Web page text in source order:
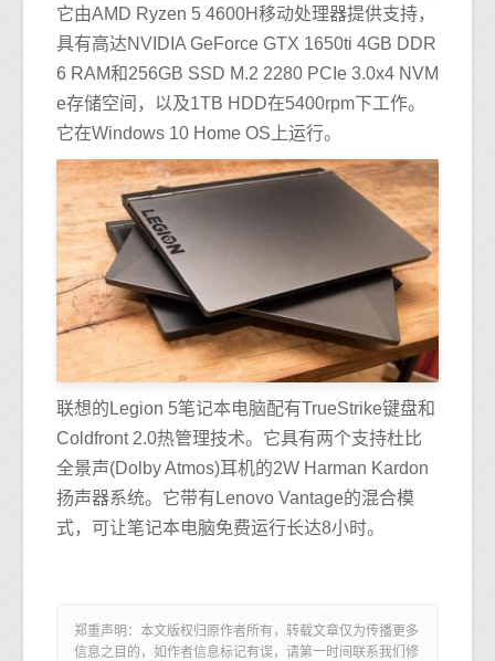
它由AMD Ryzen 5 4600H移动处理器提供支持，
具有高达NVIDIA GeForce GTX 1650ti 4GB DDR
6 RAM和256GB SSD M.2 2280 PCIe 3.0x4 NVM
e存储空间，以及1TB HDD在5400rpm下工作。
它在Windows 10 Home OS上运行。
联想的Legion 5笔记本电脑配有TrueStrike键盘和
Coldfront 2.0热管理技术。它具有两个支持杜比
全景声(Dolby Atmos)耳机的2W Harman Kardon
扬声器系统。它带有Lenovo Vantage的混合模
式，可让笔记本电脑免费运行长达8小时。
郑重声明：本文版权归原作者所有，转载文章仅为传播更多
信息之目的，如作者信息标记有误，请第一时间联系我们修